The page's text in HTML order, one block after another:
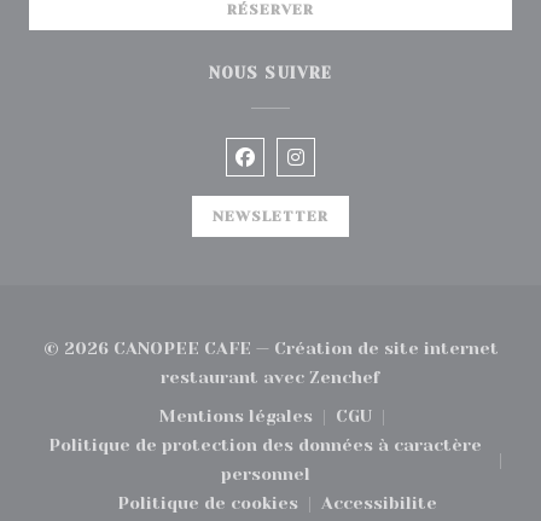
RÉSERVER
NOUS SUIVRE
Facebook ((ouvre une
Instagram ((ouvre une
NEWSLETTER
© 2026 CANOPEE CAFE — Création de site internet
restaurant avec Zenchef((ouvre une
Mentions légales
((ouvre une nouvelle fenêtre))
CGU
((ouvre une
Politique de protection des données à caractère
personnel((ouvre une nouvelle fenêtre))
Politique de cookies
((ouvre une nouvelle fenêtre))
Accessibilite
((ouvre une